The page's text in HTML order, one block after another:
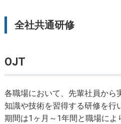
全社共通研修
OJT
各職場において、先輩社員から
知識や技術を習得する研修を行
期間は1ヶ月～1年間と職場によ